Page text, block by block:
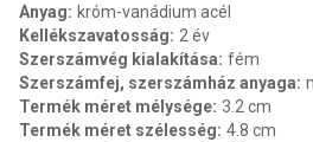
Anyag: króm-vanádium acél
Kellékszavatosság: 2 év
Szerszámvég kialakítása: fém
Szerszámfej, szerszámház anyaga:
Termék méret mélysége: 3.2 cm
Termék méret szélesség: 4.8 cm